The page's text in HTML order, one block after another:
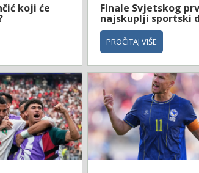
koji će Finale Svjetskog
najskuplji sportski
PROČITAJ VIŠE